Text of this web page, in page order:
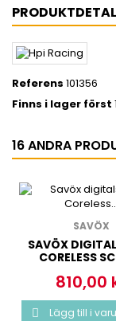
Referens 101356
Finns i lager först
16 ANDRA
SAVÖX
SAVÖX
CORELESS
Pris
810,00
 Lägg till i